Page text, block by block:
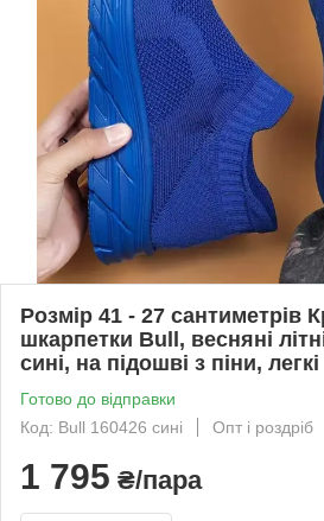
Розмір 41 - 27 сантиметрів
шкарпетки Bull, весняні
сині, на підошві з піни, легкі
Готово до відправки
Код: Bull 160426 сині
Опт і роздріб
1 795 ₴/пара